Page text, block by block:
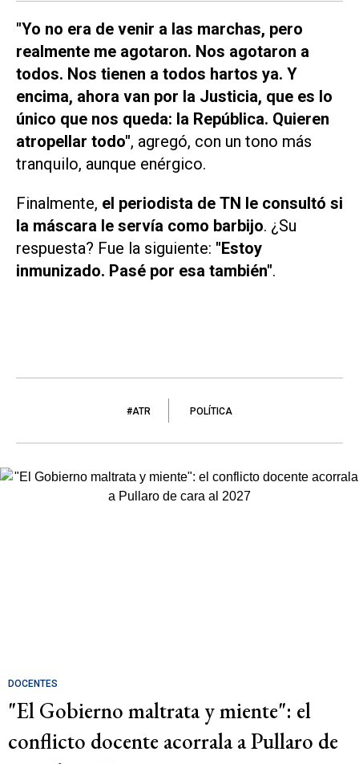
"Yo no era de venir a las marchas, pero
realmente me agotaron. Nos agotaron a
todos. Nos tienen a todos hartos ya. Y
encima, ahora van por la Justicia, que es lo
único que nos queda: la República. Quieren
atropellar todo", agregó, con un tono más
tranquilo, aunque enérgico.
Finalmente, el periodista de TN le consultó si
la máscara le servía como barbijo. ¿Su
respuesta? Fue la siguiente: "Estoy
inmunizado. Pasé por esa también".
#ATR POLÍTICA
DOCENTES
"El Gobierno maltrata y miente": el
conflicto docente acorrala a Pullaro de